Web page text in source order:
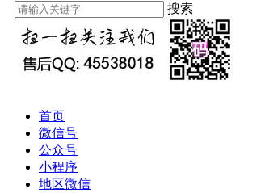
搜索
首页
微信号
公众号
小程序
地区微信